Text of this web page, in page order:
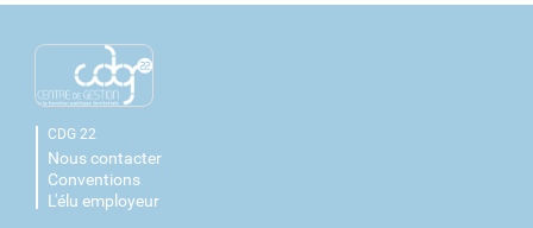
CDG 22
Nous contacter
Conventions
L'élu employeur